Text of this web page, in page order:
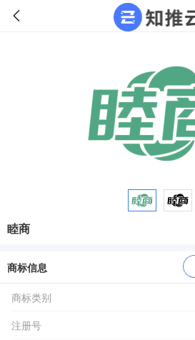
睦商
商标信息
商标类别
注册号